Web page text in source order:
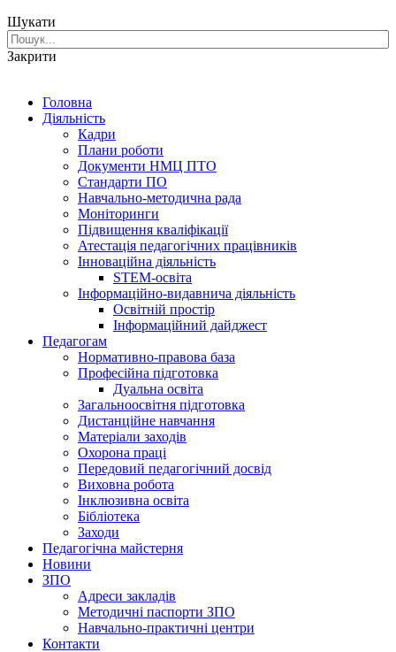
Шукати
Закрити
Головна
Діяльність
Кадри
Плани роботи
Документи НМЦ ПТО
Стандарти ПО
Навчально-методична рада
Моніторинги
Підвищення кваліфікації
Атестація педагогічних працівників
Інноваційна діяльність
STEM-освіта
Інформаційно-видавнича діяльність
Освітній простір
Інформаційний дайджест
Педагогам
Нормативно-правова база
Професійна підготовка
Дуальна освіта
Загальноосвітня підготовка
Дистанційне навчання
Матеріали заходів
Охорона праці
Передовий педагогічний досвід
Виховна робота
Інклюзивна освіта
Бібліотека
Заходи
Педагогічна майстерня
Новини
ЗПО
Адреси закладів
Методичні паспорти ЗПО
Навчально-практичні центри
Контакти